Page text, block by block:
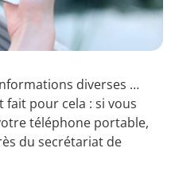
diverses …
fait pour cela : si vous
téléphone portable,
du secrétariat de